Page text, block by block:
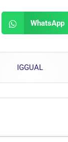
WhatsApp
IGGUAL